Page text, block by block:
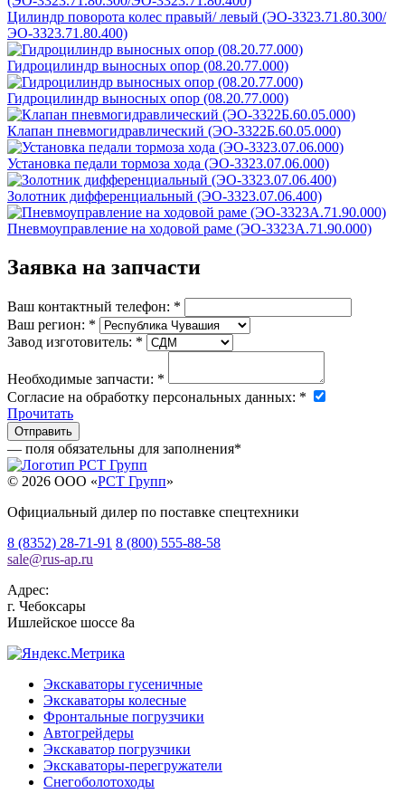
Цилиндр поворота колес правый/ левый (ЭО-3323.71.80.300/
ЭО-3323.71.80.400)
Гидроцилиндр выносных опор (08.20.77.000)
Гидроцилиндр выносных опор (08.20.77.000)
Клапан пневмогидравлический (ЭО-3322Б.60.05.000)
Установка педали тормоза хода (ЭО-3323.07.06.000)
Золотник дифференциальный (ЭО-3323.07.06.400)
Пневмоуправление на ходовой раме (ЭО-3323А.71.90.000)
Заявка на запчасти
Ваш контактный телефон: *
Ваш регион: *
Завод изготовитель: *
Необходимые запчасти: *
Согласие на обработку персональных данных: *
Прочитать
— поля обязательны для заполнения*
© 2026 OOO «РСТ Групп»
Официальный дилер по поставке спецтехники
8 (8352) 28-71-91 8 (800) 555-88-58
sale@rus-ap.ru
Адрес:
г. Чебоксары
Ишлейское шоссе 8а
Экскаваторы гусеничные
Экскаваторы колесные
Фронтальные погрузчики
Автогрейдеры
Экскаватор погрузчики
Экскаваторы-перегружатели
Снегоболотоходы